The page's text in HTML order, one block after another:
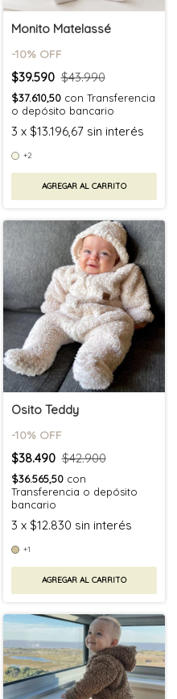
Monito Matelassé
-10% OFF
$39.590 $43.990
$37.610,50 con Transferencia
o depósito bancario
3 x $13.196,67 sin interés
+2
AGREGAR AL CARRITO
Osito Teddy
-10% OFF
$38.490 $42.900
$36.565,50 con
Transferencia o depósito
bancario
3 x $12.830 sin interés
+1
AGREGAR AL CARRITO